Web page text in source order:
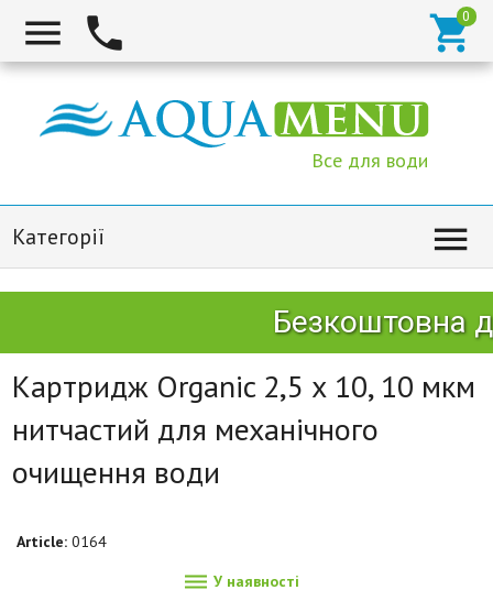
  
Все для води
Категорії 
Безкоштовна
Картридж Organic 2,5 х 10, 10 мкм
нитчастий для механічного
очищення води
Article: 0164
 У наявності